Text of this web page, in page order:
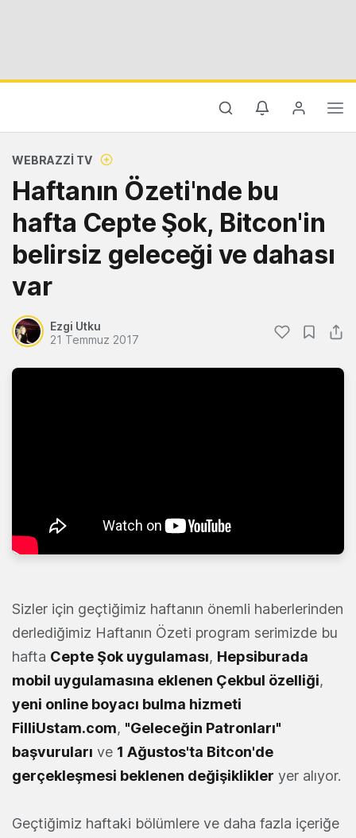
WEBRAZZI TV
Haftanın Özeti'nde bu
hafta Cepte Şok, Bitcon'in
belirsiz geleceği ve dahası
var
Ezgi Utku
21 Temmuz 2017
Sizler için geçtiğimiz haftanın önemli haberlerinden
derlediğimiz Haftanın Özeti program serimizde bu
hafta Cepte Şok uygulaması, Hepsiburada
mobil uygulamasına eklenen Çekbul özelliği,
yeni online boyacı bulma hizmeti
FilliUstam.com, "Geleceğin Patronları"
başvuruları ve 1 Ağustos'ta Bitcon'de
gerçekleşmesi beklenen değişiklikler yer alıyor.
Geçtiğimiz haftaki bölümlere ve daha fazla içeriğe